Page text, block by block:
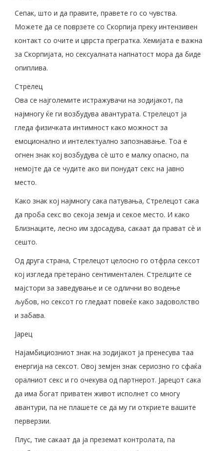
Сепак, што и да правите, правете го со чувства.
Можете да се поврзете со Скорпија преку интензивен
контакт со очите и цврста прегратка. Хемијата е важна
за Скорпијата, но сексуалната напнатост мора да биде
опиплива.
Стрелец
Ова се најголемите истражувачи на зодијакот, па
најмногу ќе ги возбудува авантурата. Стрелецот ја
гледа физичката интимност како можност за
емоционално и интелектуално запознавање. Тоа е
огнен знак кој возбудува сè што е малку опасно, па
немојте да се чудите ако ви понудат секс на јавно
место.
Како знак кој најмногу сака патувања, Стрелецот сака
да проба секс во секоја земја и секое место. И како
Близнаците, лесно им здосадува, сакаат да прават сè и
сешто.
Од друга страна, Стрелецот целосно го отфрла сексот
кој изгледа претерано сентиментален. Стрелците се
мајстори за заведување и се одлични во водење
љубов, но сексот го гледаат повеќе како задоволство
и забава.
Јарец
Најамбициозниот знак на зодијакот ја пренесува таа
енергија на сексот. Овој земјен знак сериозно го сфаќа
оралниот секс и го очекува од партнерот. Јарецот сака
да има богат приватен живот исполнет со многу
авантури, па не плашете се да му ги откриете вашите
перверзии.
Плус, тие сакаат да ја преземат контролата, па